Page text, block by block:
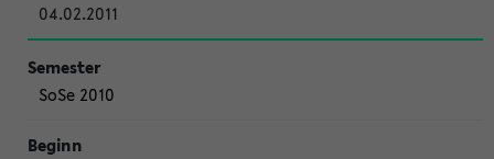
04.02.2011
SoSe 2010